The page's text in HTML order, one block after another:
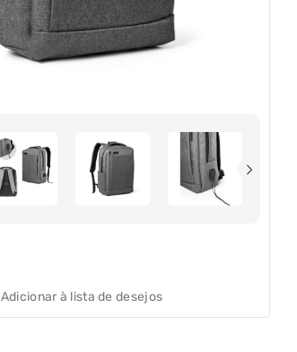
Adicionar à lista de desejos